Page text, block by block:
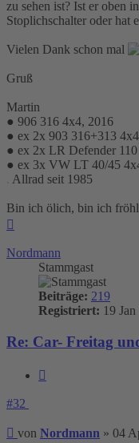
zu sehen ist? Ist er oben
Stoplichschalter oder hat
Vielen Dank schon mal
Gruß
Martin
● 906 316 4x4, 2016
● ex 2x 903 316+313 4x4
● ex 2x LR Defender
● ex 3x VW LT 40/45
. Allrad seit 1985
Bin ich ölich, bin ich
Nordmann
Stammgast
Beiträge: 219
Registriert: 19
Re: Car- Freitag
#32
Beitrag
von Nordmann » 04